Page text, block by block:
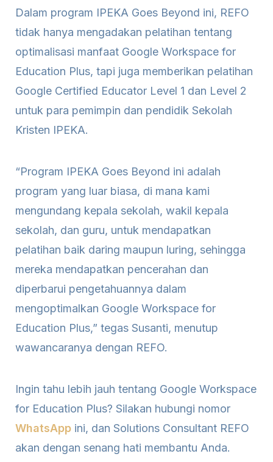
Dalam program IPEKA Goes Beyond ini, REFO
tidak hanya mengadakan pelatihan tentang
optimalisasi manfaat Google Workspace for
Education Plus, tapi juga memberikan pelatihan
Google Certified Educator Level 1 dan Level 2
untuk para pemimpin dan pendidik Sekolah
Kristen IPEKA.
“Program IPEKA Goes Beyond ini adalah
program yang luar biasa, di mana kami
mengundang kepala sekolah, wakil kepala
sekolah, dan guru, untuk mendapatkan
pelatihan baik daring maupun luring, sehingga
mereka mendapatkan pencerahan dan
diperbarui pengetahuannya dalam
mengoptimalkan Google Workspace for
Education Plus,” tegas Susanti, menutup
wawancaranya dengan REFO.
Ingin tahu lebih jauh tentang Google Workspace
for Education Plus? Silakan hubungi nomor
WhatsApp ini, dan Solutions Consultant REFO
akan dengan senang hati membantu Anda.